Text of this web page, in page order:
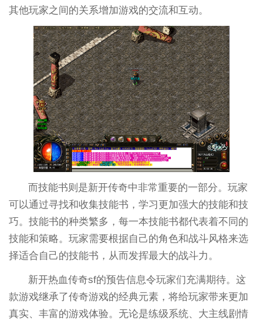
其他玩家之间的关系增加游戏的交流和互动。
而技能书则是新开传奇中非常重要的一部分。玩家
可以通过寻找和收集技能书，学习更加强大的技能和技
巧。技能书的种类繁多，每一本技能书都代表着不同的
技能和策略。玩家需要根据自己的角色和战斗风格来选
择适合自己的技能书，从而发挥最大的战斗力。
新开热血传奇sf的预告信息令玩家们充满期待。这
款游戏继承了传奇游戏的经典元素，将给玩家带来更加
真实、丰富的游戏体验。无论是练级系统、大主线剧情